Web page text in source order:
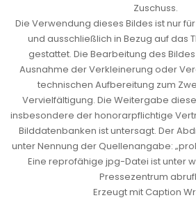
Zuschuss.
Die Verwendung dieses Bildes ist nur
und ausschließlich in Bezug auf das
gestattet. Die Bearbeitung des
Ausnahme der Verkleinerung oder
technischen Aufbereitung zum
Vervielfältigung. Die Weitergabe
insbesondere der honorarpflichtige
Bilddatenbanken ist untersagt. Der
unter Nennung der Quellenangabe:
Eine reprofähige jpg-Datei ist unter
Pressezentrum
Erzeugt mit Caption